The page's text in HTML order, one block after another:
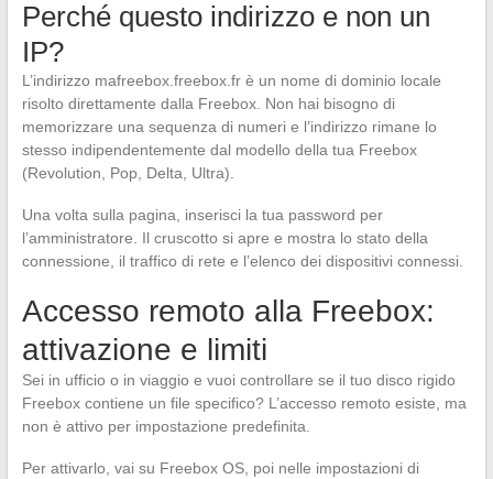
Perché questo indirizzo e non un
IP?
L’indirizzo mafreebox.freebox.fr è un nome di dominio locale
risolto direttamente dalla Freebox. Non hai bisogno di
memorizzare una sequenza di numeri e l’indirizzo rimane lo
stesso indipendentemente dal modello della tua Freebox
(Revolution, Pop, Delta, Ultra).
Una volta sulla pagina, inserisci la tua password per
l’amministratore. Il cruscotto si apre e mostra lo stato della
connessione, il traffico di rete e l’elenco dei dispositivi connessi.
Accesso remoto alla Freebox:
attivazione e limiti
Sei in ufficio o in viaggio e vuoi controllare se il tuo disco rigido
Freebox contiene un file specifico? L’accesso remoto esiste, ma
non è attivo per impostazione predefinita.
Per attivarlo, vai su Freebox OS, poi nelle impostazioni di